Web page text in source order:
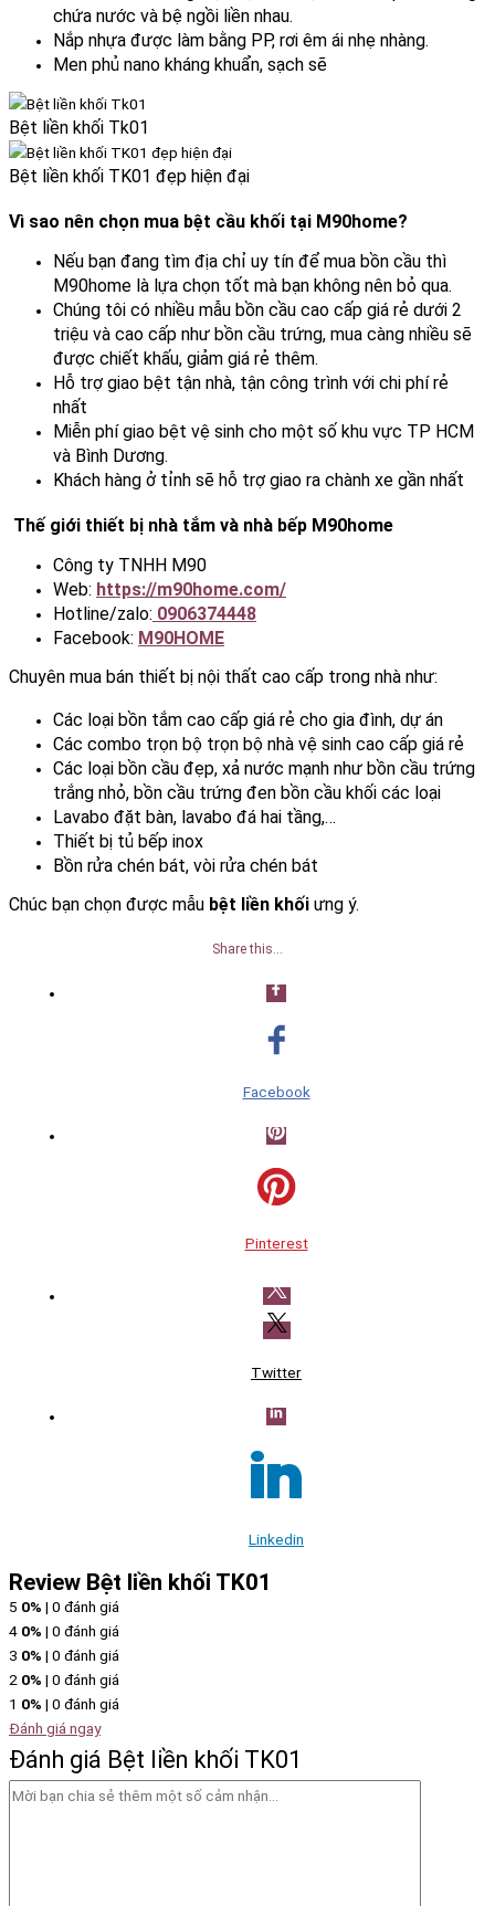
chứa nước và bệ ngồi liền nhau.
Nắp nhựa được làm bằng PP, rơi êm ái nhẹ nhàng.
Men phủ nano kháng khuẩn, sạch sẽ
Bệt liền khối Tk01
Bệt liền khối TK01 đẹp hiện đại
Vì sao nên chọn mua bệt cầu khối tại M90home?
Nếu bạn đang tìm địa chỉ uy tín để mua bồn cầu thì
M90home là lựa chọn tốt mà bạn không nên bỏ qua.
Chúng tôi có nhiều mẫu bồn cầu cao cấp giá rẻ dưới 2
triệu và cao cấp như bồn cầu trứng, mua càng nhiều sẽ
được chiết khấu, giảm giá rẻ thêm.
Hỗ trợ giao bệt tận nhà, tận công trình với chi phí rẻ
nhất
Miễn phí giao bệt vệ sinh cho một số khu vực TP HCM
và Bình Dương.
Khách hàng ở tỉnh sẽ hỗ trợ giao ra chành xe gần nhất
Thế giới thiết bị nhà tắm và nhà bếp M90home
Công ty TNHH M90
Web: https://m90home.com/
Hotline/zalo: 0906374448
Facebook: M90HOME
Chuyên mua bán thiết bị nội thất cao cấp trong nhà như:
Các loại bồn tắm cao cấp giá rẻ cho gia đình, dự án
Các combo trọn bộ trọn bộ nhà vệ sinh cao cấp giá rẻ
Các loại bồn cầu đẹp, xả nước mạnh như bồn cầu trứng
trắng nhỏ, bồn cầu trứng đen bồn cầu khối các loại
Lavabo đặt bàn, lavabo đá hai tầng,…
Thiết bị tủ bếp inox
Bồn rửa chén bát, vòi rửa chén bát
Chúc bạn chọn được mẫu bệt liền khối ưng ý.
Share this…
Facebook
Pinterest
Twitter
Linkedin
Review Bệt liền khối TK01
5 0% | 0 đánh giá
4 0% | 0 đánh giá
3 0% | 0 đánh giá
2 0% | 0 đánh giá
1 0% | 0 đánh giá
Đánh giá ngay
Đánh giá Bệt liền khối TK01